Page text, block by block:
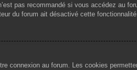
pas recommandé si vous accédez au
du forum ait désactivé cette fonctionnalité.
connexion au forum. Les cookies